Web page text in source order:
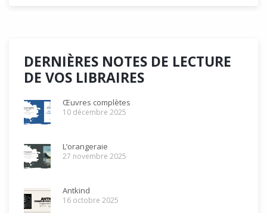
DERNIÈRES NOTES DE LECTURE
DE VOS LIBRAIRES
Œuvres complètes
10 décembre 2025
L’orangeraie
27 novembre 2025
Antkind
16 octobre 2025